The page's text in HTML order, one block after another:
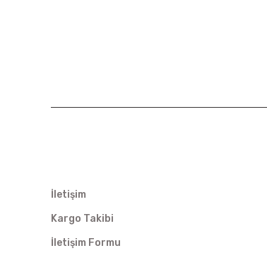
İletişim
Kargo Takibi
İletişim Formu